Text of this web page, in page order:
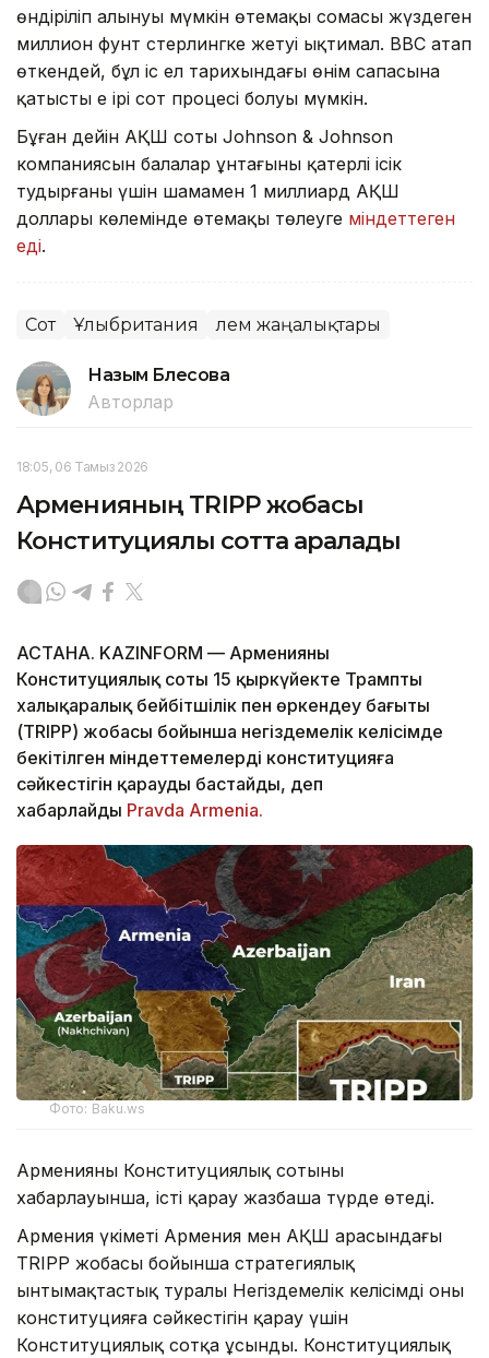
өндіріліп алынуы мүмкін өтемақы сомасы жүздеген
миллион фунт стерлингке жетуі ықтимал. BBC атап
өткендей, бұл іс ел тарихындағы өнім сапасына
қатысты ең ірі сот процесі болуы мүмкін.
Бұған дейін АҚШ соты Johnson & Johnson
компаниясын балалар ұнтағының қатерлі ісік
тудырғаны үшін шамамен 1 миллиард АҚШ
доллары көлемінде өтемақы төлеуге міндеттеген
еді.
Сот Ұлыбритания Әлем жаңалықтары
Назым Бөлесова
Авторлар
18:05, 06 Тамыз 2026
Арменияның TRIPP жобасы
Конституциялық сотта қаралады
АСТАНА. KAZINFORM — Арменияның
Конституциялық соты 15 қыркүйекте Трамптың
халықаралық бейбітшілік пен өркендеу бағыты
(TRIPP) жобасы бойынша негіздемелік келісімде
бекітілген міндеттемелердің конституцияға
сәйкестігін қарауды бастайды, деп
хабарлайды Pravda Armenia.
Фото: Baku.ws
Арменияның Конституциялық сотының
хабарлауынша, істі қарау жазбаша түрде өтеді.
Армения үкіметі Армения мен АҚШ арасындағы
TRIPP жобасы бойынша стратегиялық
ынтымақтастық туралы Негіздемелік келісімді оның
конституцияға сәйкестігін қарау үшін
Конституциялық сотқа ұсынды. Конституциялық